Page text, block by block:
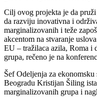
Cilj ovog projekta je da
da razviju inovativna i
marginalizovanih i teže
akcentom na stvaranje
EU – tražilaca azila, Roma i
grupa, rečeno je na
Šef Odeljenja za
Beogradu Kristijan Šiling
marginalizovanih grupa i